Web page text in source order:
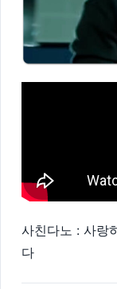
사친다노 : 사랑
다